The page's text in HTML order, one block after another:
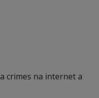
crimes na internet a